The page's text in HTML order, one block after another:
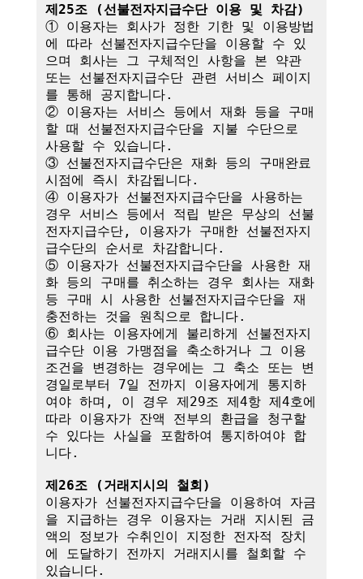
제25조 (선불전자지급수단 이용 및 차감)
① 이용자는 회사가 정한 기한 및 이용방법
에 따라 선불전자지급수단을 이용할 수 있
으며 회사는 그 구체적인 사항을 본 약관
또는 선불전자지급수단 관련 서비스 페이지
를 통해 공지합니다.
② 이용자는 서비스 등에서 재화 등을 구매
할 때 선불전자지급수단을 지불 수단으로
사용할 수 있습니다.
③ 선불전자지급수단은 재화 등의 구매완료
시점에 즉시 차감됩니다.
④ 이용자가 선불전자지급수단을 사용하는
경우 서비스 등에서 적립 받은 무상의 선불
전자지급수단, 이용자가 구매한 선불전자지
급수단의 순서로 차감합니다.
⑤ 이용자가 선불전자지급수단을 사용한 재
화 등의 구매를 취소하는 경우 회사는 재화
등 구매 시 사용한 선불전자지급수단을 재
충전하는 것을 원칙으로 합니다.
⑥ 회사는 이용자에게 불리하게 선불전자지
급수단 이용 가맹점을 축소하거나 그 이용
조건을 변경하는 경우에는 그 축소 또는 변
경일로부터 7일 전까지 이용자에게 통지하
여야 하며, 이 경우 제29조 제4항 제4호에
따라 이용자가 잔액 전부의 환급을 청구할
수 있다는 사실을 포함하여 통지하여야 합
니다.
제26조 (거래지시의 철회)
이용자가 선불전자지급수단을 이용하여 자금
을 지급하는 경우 이용자는 거래 지시된 금
액의 정보가 수취인이 지정한 전자적 장치
에 도달하기 전까지 거래지시를 철회할 수
있습니다.